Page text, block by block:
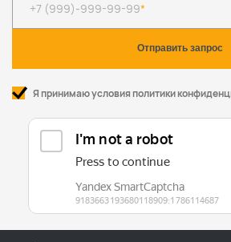
+7 (999)-999-99-99*
Я принимаю условия политики